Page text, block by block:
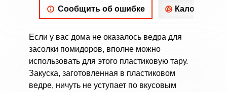
Сообщить об ошибке
Если у вас дома не оказалось ведра для
засолки помидоров, вполне можно
использовать для этого пластиковую тару.
Закуска, заготовленная в пластиковом
ведре, ничуть не уступает по вкусовым